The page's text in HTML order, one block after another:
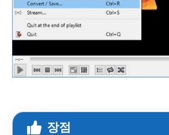
장점